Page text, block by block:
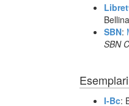
SBN:
SBN
Esemplari
I-Bc: